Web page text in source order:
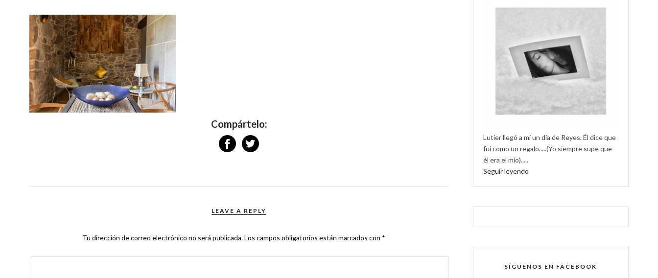
Compártelo:
LEAVE A REPLY
Tu dirección de correo electrónico no será publicada.Los campos obligatorios están marcados con *
Lutier llegó a mí un día de Reyes. Él dice que
fui como un regalo.....(Yo siempre supe que
él era el mío).....
Seguir leyendo
SÍGUENOS EN FACEBOOK